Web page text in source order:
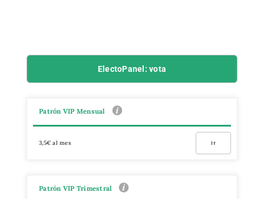
ElectoPanel: vota
Patrón VIP Mensual
3,5€ al mes Ir
Patrón VIP Trimestral